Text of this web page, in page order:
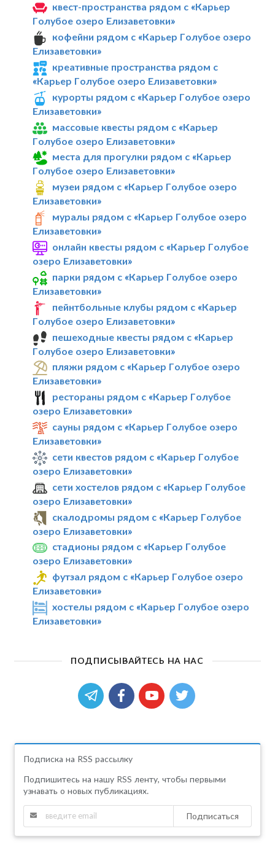
квест-пространства рядом с «Карьер
Голубое озеро Елизаветовки»
кофейни рядом с «Карьер Голубое озеро
Елизаветовки»
креативные пространства рядом с
«Карьер Голубое озеро Елизаветовки»
курорты рядом с «Карьер Голубое озеро
Елизаветовки»
массовые квесты рядом с «Карьер
Голубое озеро Елизаветовки»
места для прогулки рядом с «Карьер
Голубое озеро Елизаветовки»
музеи рядом с «Карьер Голубое озеро
Елизаветовки»
муралы рядом с «Карьер Голубое озеро
Елизаветовки»
онлайн квесты рядом с «Карьер Голубое
озеро Елизаветовки»
парки рядом с «Карьер Голубое озеро
Елизаветовки»
пейнтбольные клубы рядом с «Карьер
Голубое озеро Елизаветовки»
пешеходные квесты рядом с «Карьер
Голубое озеро Елизаветовки»
пляжи рядом с «Карьер Голубое озеро
Елизаветовки»
рестораны рядом с «Карьер Голубое
озеро Елизаветовки»
сауны рядом с «Карьер Голубое озеро
Елизаветовки»
сети квестов рядом с «Карьер Голубое
озеро Елизаветовки»
сети хостелов рядом с «Карьер Голубое
озеро Елизаветовки»
скалодромы рядом с «Карьер Голубое
озеро Елизаветовки»
стадионы рядом с «Карьер Голубое
озеро Елизаветовки»
футзал рядом с «Карьер Голубое озеро
Елизаветовки»
хостелы рядом с «Карьер Голубое озеро
Елизаветовки»
ПОДПИСЫВАЙТЕСЬ НА НАС
Подписка на RSS рассылку
Подпишитесь на нашу RSS ленту, чтобы первыми
узнавать о новых публикациях.
Подписаться